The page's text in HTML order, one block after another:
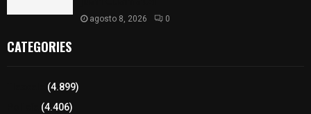
agosto 8, 2026 0
CATEGORIES
(4.899)
(4.406)